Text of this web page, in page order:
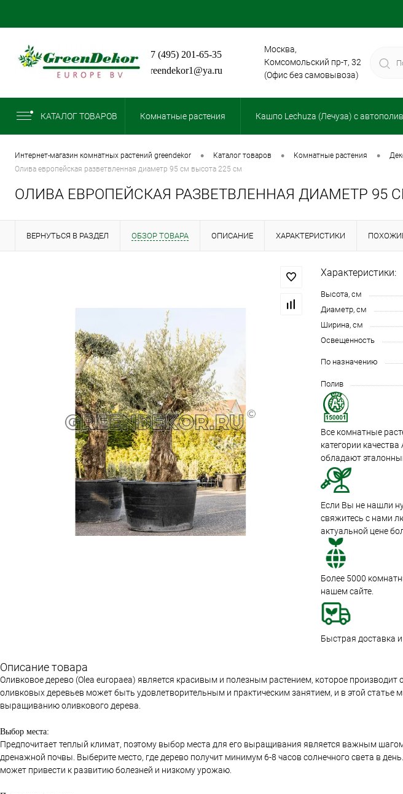
+7 (495) 201-65-35
greendekor1@ya.ru
Москва,
Комсомольский пр-т, 32
(Офис без самовывоза)
КАТАЛОГ ТОВАРОВ Комнатные растения Кашпо Lechuza (Лечуза) с
интернет-магазин комнатных растений greendekor • каталог товаров • комнатные растения •
олива европейская разветвленная диаметр 95 см высота 225 см
ОЛИВА ЕВРОПЕЙСКАЯ РАЗВЕТВЛЕННАЯ ДИАМЕТР 95
ВЕРНУТЬСЯ В РАЗДЕЛ ОБЗОР ТОВАРА ОПИСАНИЕ ХАРАКТЕРИСТИКИ
Характеристики:
Высота, см
Диаметр, см
Ширина, см
Освещенность
По назначению
Полив
Все комнатные
категории
обладают
Если Вы не нашли
свяжитесь с нами
актуальной цене
Более 5000
нашем сайте.
Быстрая доставка
Описание товара
Оливковое дерево (Olea europaea) является красивым и полезным растением, которое
оливковых деревьев может быть удовлетворительным и практическим занятием, и в этой статье
выращиванию оливкового дерева.
Выбор места:
Предпочитает теплый климат, поэтому выбор места для его выращивания является важным
дренажной почвы. Выберите место, где дерево получит минимум 6-8 часов солнечного света в
может привести к развитию болезней и низкому урожаю.